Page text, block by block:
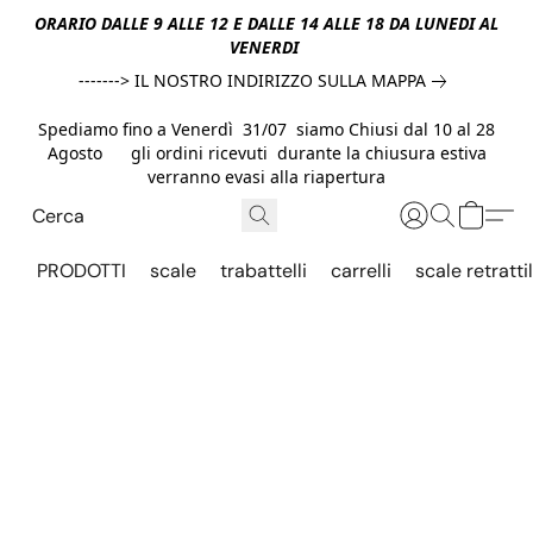
ORARIO DALLE 9 ALLE 12 E DALLE 14 ALLE 18 DA LUNEDI AL
VENERDI
-------> IL NOSTRO INDIRIZZO SULLA MAPPA
Spediamo fino a Venerdì 31/07 siamo Chiusi dal 10 al 28
Agosto gli ordini ricevuti durante la chiusura estiva
verranno evasi alla riapertura
PRODOTTI scale trabattelli carrelli scale